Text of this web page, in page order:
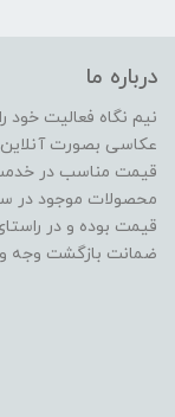
درباره ما
عکاسی بصورت آنلاین
قیمت مناسب در
محصولات موجود در
قیمت بوده و در
ضمانت بازگشت وجه و